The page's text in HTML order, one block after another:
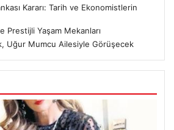
Kararı: Tarih ve Ekonomistlerin
Prestijli Yaşam Mekanları
Uğur Mumcu Ailesiyle Görüşecek